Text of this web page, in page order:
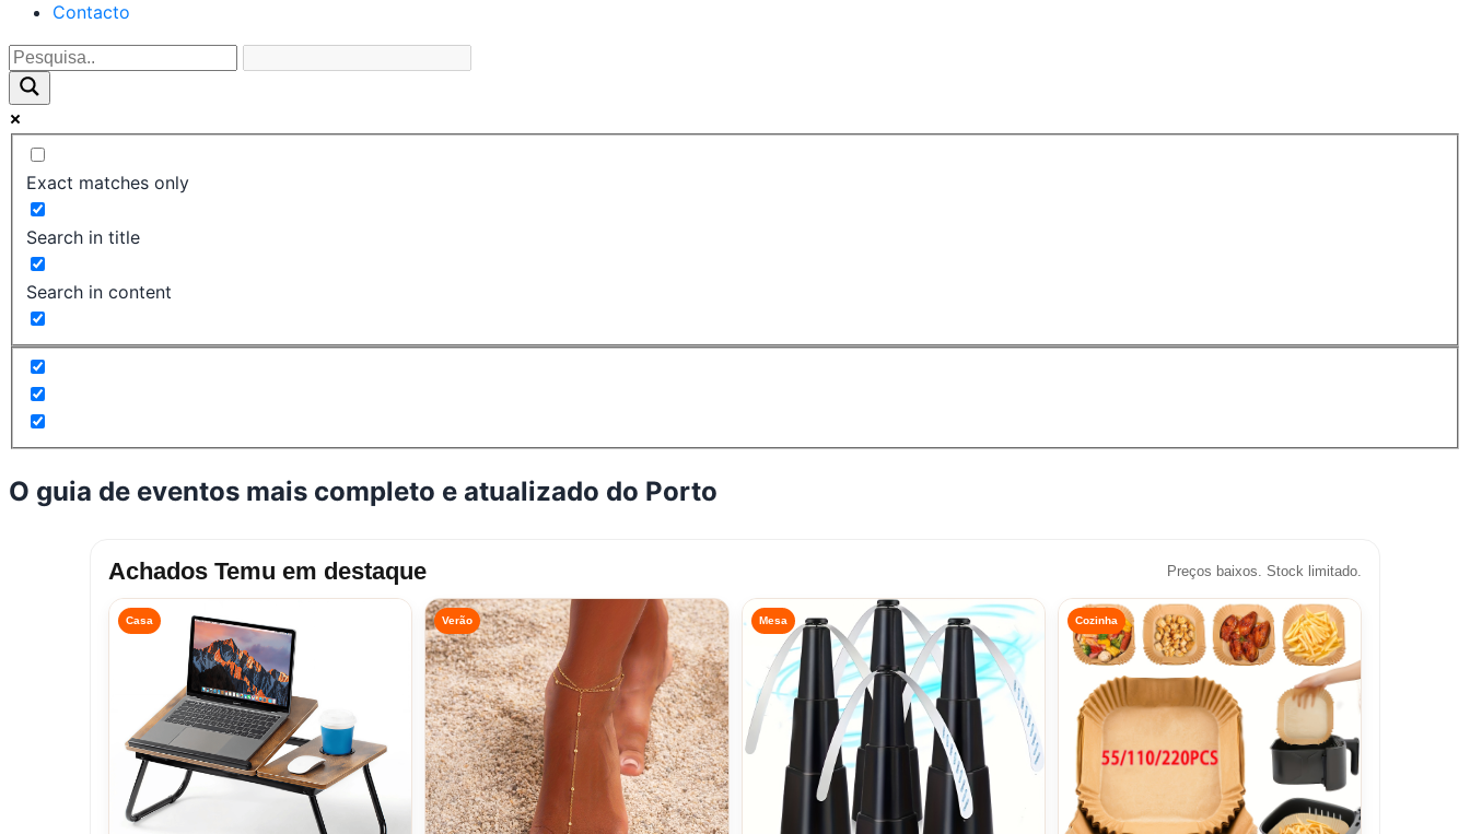
Contacto
Exact matches only
Search in title
Search in content
O guia de eventos mais completo e atualizado do Porto
Achados Temu em destaque Preços baixos. Stock limitado.
Casa Verão Mesa Cozinha